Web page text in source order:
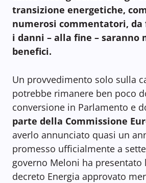
transizione energetiche,
numerosi commentatori, da
i danni – alla fine – saranno
benefici.
Un provvedimento solo sulla
potrebbe rimanere ben poco
conversione in Parlamento e
parte della Commissione
averlo annunciato quasi un
promesso ufficialmente a
governo Meloni ha presentato
decreto Energia approvato